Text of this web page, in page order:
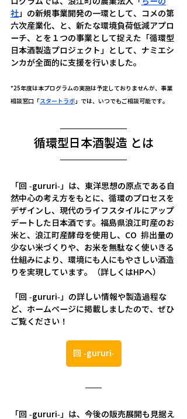
社」の新規事業開発の一環として、コメの第
六次産業化、と、新たな環境負荷低減アプロ
ーチ、とを１つの事業として捉えた「循環型
日本酒製造プロジェクト」として、ナミエシ
ンカが全面的に支援を行いました。
*25年度は本プログラムの実施は予定しておりませんが、事業
相談窓口「スタートラボ 」では、いつでもご相談可能です。
循環型日本酒製造 とは
「回 -gururi-」は、東洋思想の原点である自
然中心の考え方をもとに、循環のプロセスを
デザインし、現代のライフスタイルにアップ
デートした日本酒です。福島県浪江町産のお
米と、浪江町産酵母を使用し、CO₂排出量の
少ない米づくりや、お米を無駄なく使いきる
仕組みにより、環境にも人にもやさしい酒造
りを実現しています。（詳しくはHPへ）
「回 -gururi-」の詳しい情報や製造過程な
ど、ホームページに掲載しましたので、ぜひ
ご覧ください！
回 -gururi-
「回 -gururi-」は、今後の販売展開も見据え